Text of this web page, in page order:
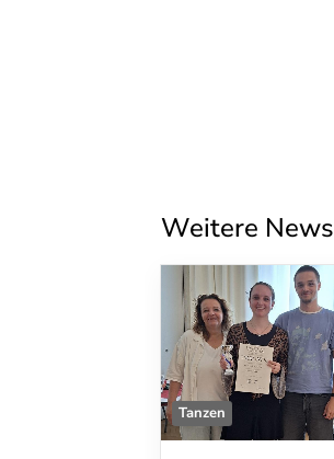
Weitere News
Tanzen